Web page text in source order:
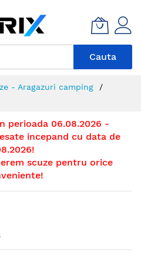
Cauta
- Aragazuri camping
perioada 06.08.2026 -
incepand cu data de
scuze pentru orice